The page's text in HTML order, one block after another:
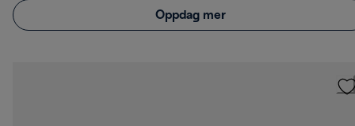
Oppdag mer